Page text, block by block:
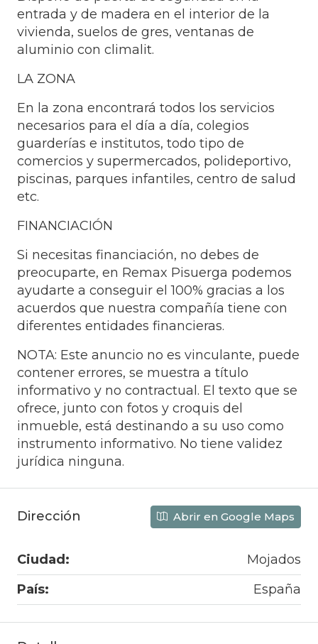
entrada y de madera en el interior de la
vivienda, suelos de gres, ventanas de
aluminio con climalit.
LA ZONA
En la zona encontrará todos los servicios
necesarios para el día a día, colegios
guarderías e institutos, todo tipo de
comercios y supermercados, polideportivo,
piscinas, parques infantiles, centro de salud
etc.
FINANCIACIÓN
Si necesitas financiación, no debes de
preocuparte, en Remax Pisuerga podemos
ayudarte a conseguir el 100% gracias a los
acuerdos que nuestra compañía tiene con
diferentes entidades financieras.
NOTA: Este anuncio no es vinculante, puede
contener errores, se muestra a título
informativo y no contractual. El texto que se
ofrece, junto con fotos y croquis del
inmueble, está destinando a su uso como
instrumento informativo. No tiene validez
jurídica ninguna.
Dirección Abrir en Google Maps
Ciudad:
Mojados
País:
España